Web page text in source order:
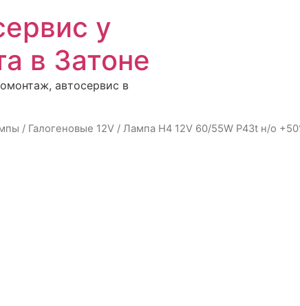
у
в Затоне
автосервис в
/ Галогеновые 12V / Лампа H4 12V 60/55W P43t н/о